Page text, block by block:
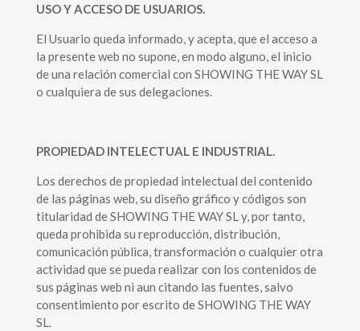
USO Y ACCESO DE USUARIOS.
El Usuario queda informado, y acepta, que el acceso a
la presente web no supone, en modo alguno, el inicio
de una relación comercial con SHOWING THE WAY SL
o cualquiera de sus delegaciones.
PROPIEDAD INTELECTUAL E INDUSTRIAL.
Los derechos de propiedad intelectual del contenido
de las páginas web, su diseño gráfico y códigos son
titularidad de SHOWING THE WAY SL y, por tanto,
queda prohibida su reproducción, distribución,
comunicación pública, transformación o cualquier otra
actividad que se pueda realizar con los contenidos de
sus páginas web ni aun citando las fuentes, salvo
consentimiento por escrito de SHOWING THE WAY
SL.